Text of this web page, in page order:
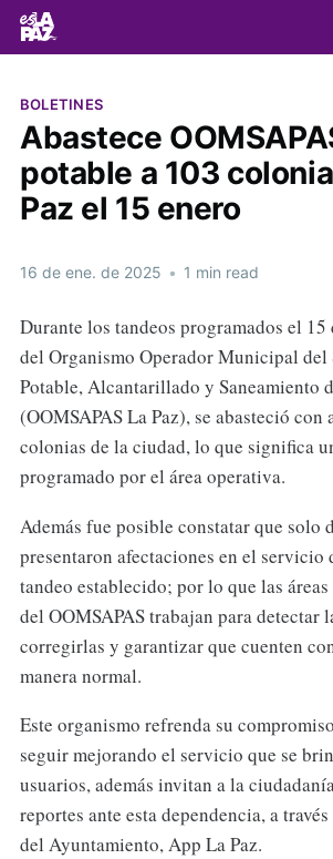
BOLETINES
Abastece
potable a 103
Paz el 15 enero
16 de ene. de 2025 • 1 min read
Durante los tandeos programados el 15
del Organismo Operador Municipal del
Potable, Alcantarillado y Saneamiento
(OOMSAPAS La Paz), se abasteció con
colonias de la ciudad, lo que significa
programado por el área operativa.
Además fue posible constatar que solo
presentaron afectaciones en el servicio
tandeo establecido; por lo que las
del OOMSAPAS trabajan para detectar
corregirlas y garantizar que cuenten
manera normal.
Este organismo refrenda su
seguir mejorando el servicio que se
usuarios, además invitan a la
reportes ante esta dependencia, a
del Ayuntamiento, App La Paz.